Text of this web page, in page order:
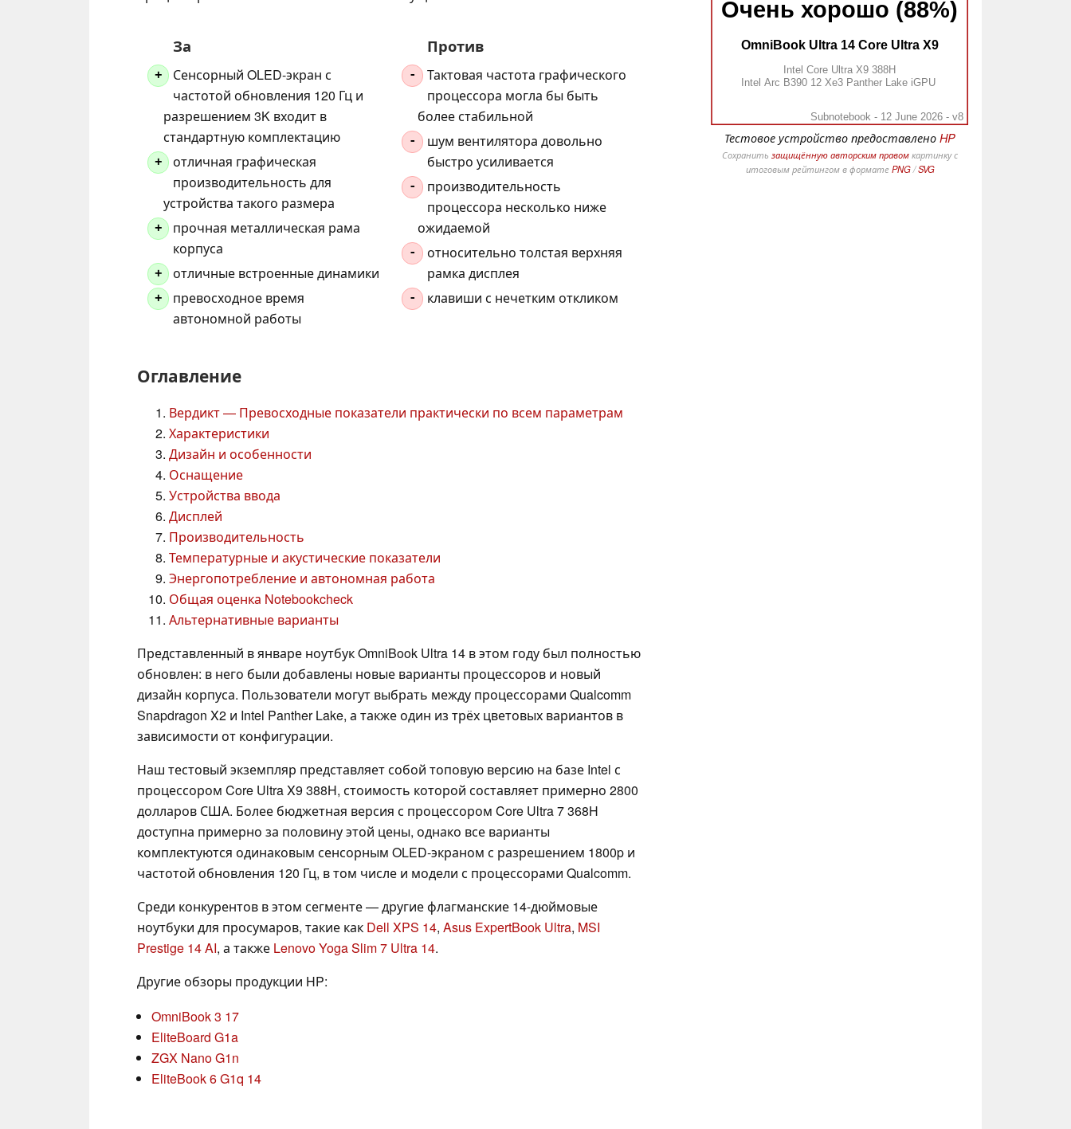
Очень хорошо (88%)
OmniBook Ultra 14 Core Ultra X9
Intel Core Ultra X9 388H
Intel Arc B390 12 Xe3 Panther Lake iGPU
Subnotebook - 12 June 2026 - v8
Тестовое устройство предоставлено HP
Сохранить защищённую авторским правомкартинку с
итоговым рейтингом в формате PNG/SVG
За
+
Сенсорный OLED-экран с
частотой обновления 120 Гц и
разрешением 3K входит в
стандартную комплектацию
+
отличная графическая
производительность для
устройства такого размера
+
прочная металлическая рама
корпуса
+ отличные встроенные динамики
+
превосходное время
автономной работы
Против
-
Тактовая частота графического
процессора могла бы быть
более стабильной
-
шум вентилятора довольно
быстро усиливается
-
производительность
процессора несколько ниже
ожидаемой
-
относительно толстая верхняя
рамка дисплея
- клавиши с нечетким откликом
Оглавление
Вердикт — Превосходные показатели практически по всем параметрам
Характеристики
Дизайн и особенности
Оснащение
Устройства ввода
Дисплей
Производительность
Температурные и акустические показатели
Энергопотребление и автономная работа
Общая оценка Notebookcheck
Альтернативные варианты
Представленный в январе ноутбук OmniBook Ultra 14 в этом году был полностью
обновлен: в него были добавлены новые варианты процессоров и новый
дизайн корпуса. Пользователи могут выбрать между процессорами Qualcomm
Snapdragon X2 и Intel Panther Lake, а также один из трёх цветовых вариантов в
зависимости от конфигурации.
Наш тестовый экземпляр представляет собой топовую версию на базе Intel с
процессором Core Ultra X9 388H, стоимость которой составляет примерно 2800
долларов США. Более бюджетная версия с процессором Core Ultra 7 368H
доступна примерно за половину этой цены, однако все варианты
комплектуются одинаковым сенсорным OLED-экраном с разрешением 1800p и
частотой обновления 120 Гц, в том числе и модели с процессорами Qualcomm.
Среди конкурентов в этом сегменте — другие флагманские 14-дюймовые
ноутбуки для просумаров, такие как Dell XPS 14, Asus ExpertBook Ultra, MSI
Prestige 14 AI, а также Lenovo Yoga Slim 7 Ultra 14.
Другие обзоры продукции HP:
OmniBook 3 17
EliteBoard G1a
ZGX Nano G1n
EliteBook 6 G1q 14